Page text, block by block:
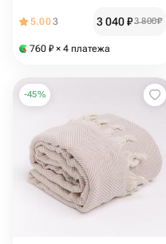
5.003 3 040₽3 800₽
760 ₽ × 4 платежа
-45%